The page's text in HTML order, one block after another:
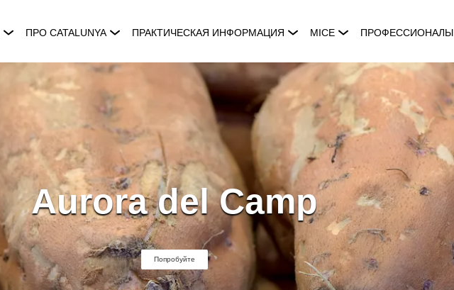
ПРО CATALUNYA ПРАКТИЧЕСКАЯ ИНФОРМАЦИЯ MICE ПРОФЕССИОНАЛЫ
Aurora del Camp
Попробуйте